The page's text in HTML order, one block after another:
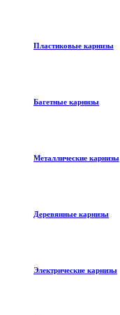
Пластиковые карнизы
Багетные карнизы
Металлические карнизы
Деревянные карнизы
Электрические карнизы